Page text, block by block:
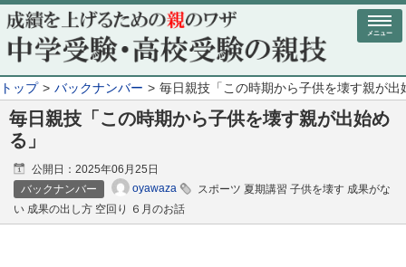
メニュー
トップ バックナンバー 毎日親技「この時期から子供を壊す親が出
毎日親技「この時期から子供を壊す親が出始め
る」
公開日： 2025年06月25日
バックナンバー
oyawaza
スポーツ 夏期講習 子供を壊す 成果がな
い 成果の出し方 空回り ６月のお話